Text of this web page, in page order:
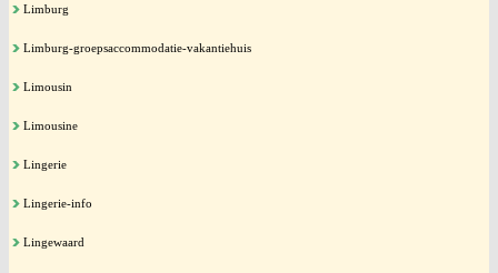
Limburg
Limburg-groepsaccommodatie-vakantiehuis
Limousin
Limousine
Lingerie
Lingerie-info
Lingewaard